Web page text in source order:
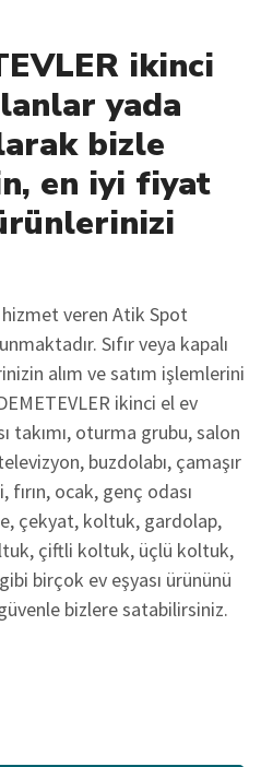
ikinci
yada
bizle
en iyi fiyat
veren Atik Spot
Sıfır veya kapalı
alım ve satım işlemlerini
ikinci el ev
takımı, oturma grubu, salon
buzdolabı, çamaşır
ocak, genç odası
çekyat, koltuk, gardolap,
çiftli koltuk, üçlü koltuk,
birçok ev eşyası ürününü
bizlere satabilirsiniz.